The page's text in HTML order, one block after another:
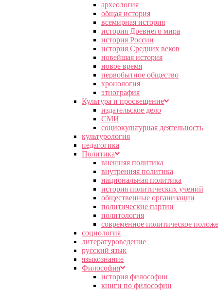
археология
общая история
всемирная история
история Древнего мира
история России
история Средних веков
новейшая история
новое время
первобытное общество
хронология
этнография
Культура и просвещение
издательское дело
СМИ
социокультурная деятельность
культурология
педагогика
Политика
внешняя политика
внутренняя политика
национальная политика
история политических учений
общественные организации
политические партии
политология
современное политическое
социология
литературоведение
русский язык
языкознание
Философия
история философии
книги по философии